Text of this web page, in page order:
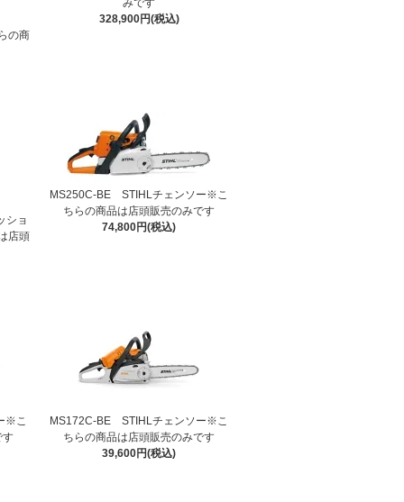
の商
みです
328,900円(税込)
ショ
店頭
MS250C-BE STIHLチェンソー※こ
ちらの商品は店頭販売のみです
74,800円(税込)
※こ
す
MS172C-BE STIHLチェンソー※こ
ちらの商品は店頭販売のみです
39,600円(税込)